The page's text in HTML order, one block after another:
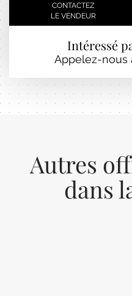
CONTACTEZ
LE VENDEUR
Intéressé
Appelez-nous
Autres
dans